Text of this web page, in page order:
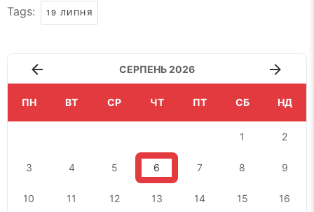
Tags: 19 ЛИПНЯ
СЕРПЕНЬ 2026
ПН ВТ СР ЧТ ПТ СБ НД
1 2
3 4 5 6 7 8 9
10 11 12 13 14 15 16